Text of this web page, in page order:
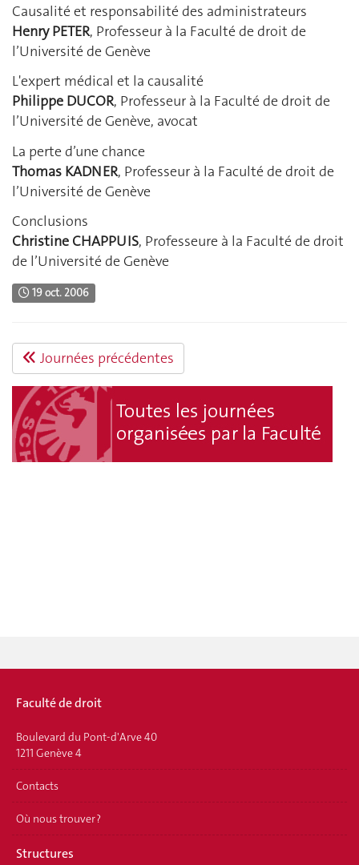
Causalité et responsabilité des administrateurs
Henry PETER, Professeur à la Faculté de droit de
l’Université de Genève
L'expert médical et la causalité
Philippe DUCOR, Professeur à la Faculté de droit de
l’Université de Genève, avocat
La perte d’une chance
Thomas KADNER, Professeur à la Faculté de droit de
l’Université de Genève
Conclusions
Christine CHAPPUIS, Professeure à la Faculté de droit
de l’Université de Genève
19 oct. 2006
Journées précédentes
Faculté de droit
Boulevard du Pont-d'Arve 40
1211 Genève 4
Contacts
Où nous trouver ?
Structures